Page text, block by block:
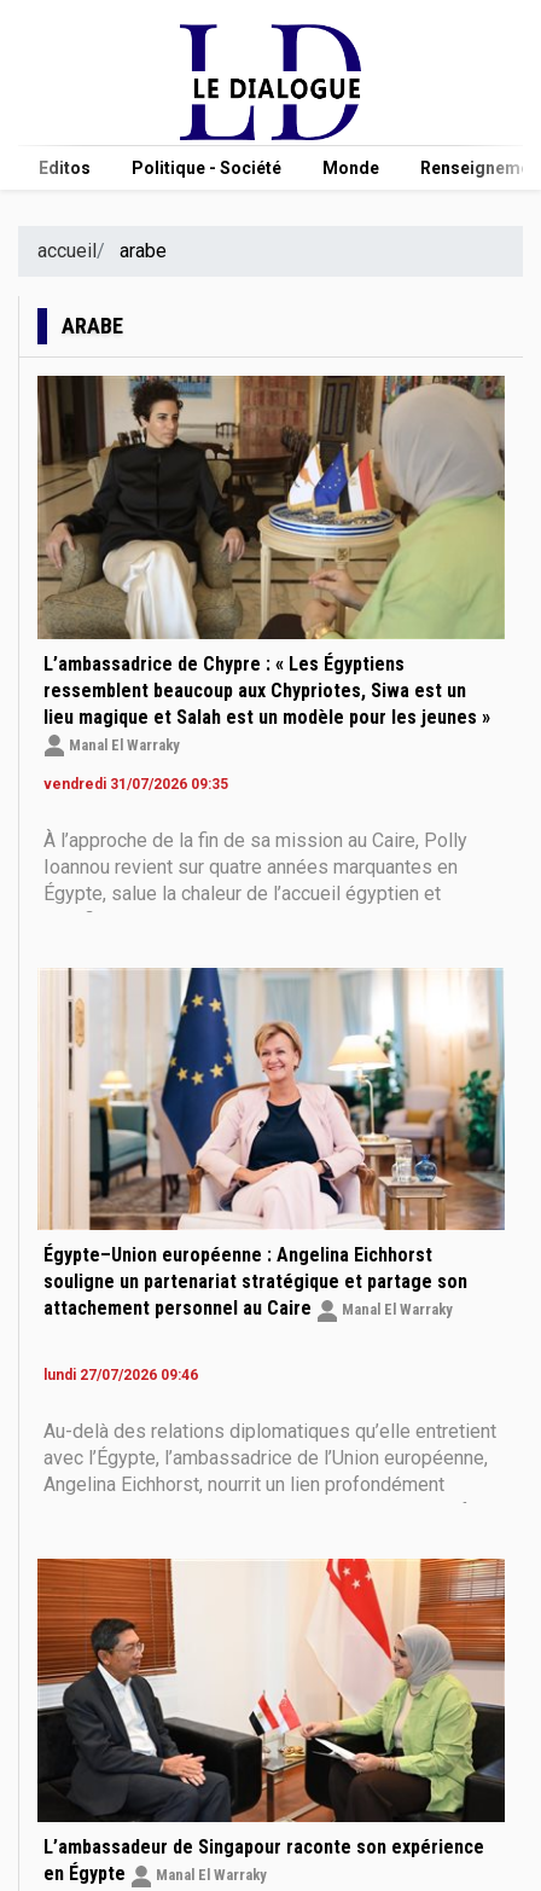
Editos Politique - Société Monde
accueil arabe
ARABE
L’ambassadrice de Chypre : « Les Égyptiens
ressemblent beaucoup aux Chypriotes, Siwa est un
lieu magique et Salah est un modèle pour les jeunes »
Manal El Warraky
vendredi 31/07/2026 09:35
À l’approche de la fin de sa mission au Caire, Polly
Ioannou revient sur quatre années marquantes en
Égypte, salue la chaleur de l’accueil égyptien et
qualifie les relations entre Le Caire et Nicosie d’«
Égypte–Union européenne : Angelina Eichhorst
souligne un partenariat stratégique et partage son
attachement personnel au Caire
Manal El Warraky
lundi 27/07/2026 09:46
Au-delà des relations diplomatiques qu’elle entretient
avec l’Égypte, l’ambassadrice de l’Union européenne,
Angelina Eichhorst, nourrit un lien profondément
souvenirs les plus marquants et sa vision de l’avenir
du partenariat entre Le Caire et Bruxelles, tout en
évoquant l’histoire d’amour qui a commen
L’ambassadeur de Singapour raconte son expérience
en Égypte
Manal El Warraky